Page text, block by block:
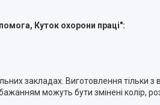
Куток охорони праці":
закладах. Виготовлення тільки
можуть бути змінені колір,